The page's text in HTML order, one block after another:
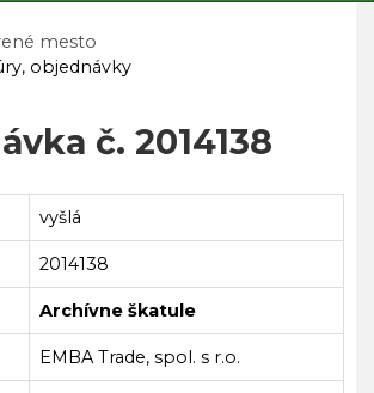
mesto
objednávky
č. 2014138
vyšlá
2014138
Archívne škatule
EMBA Trade, spol. s r.o.